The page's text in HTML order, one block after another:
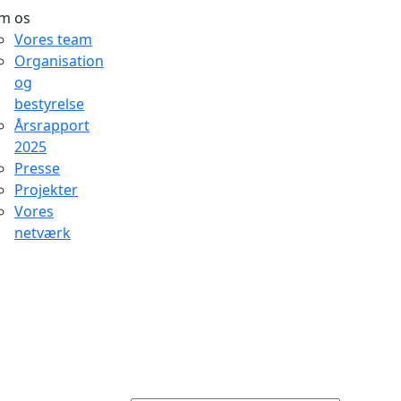
os
Vores team
Organisation
og
bestyrelse
Årsrapport
2025
Presse
Projekter
Vores
netværk